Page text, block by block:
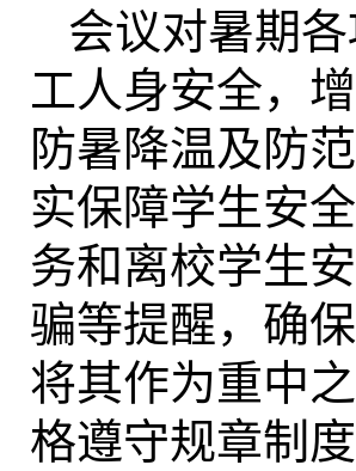
会议对暑期
工人身安全，
防暑降温及防
实保障学生安
务和离校学生
骗等提醒，确
将其作为重中
格遵守规章制